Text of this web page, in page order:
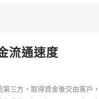
流通速度
三方，取得資金後交由客戶